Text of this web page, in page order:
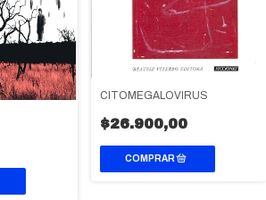
CITOMEGALOVIRUS
$26.900,00